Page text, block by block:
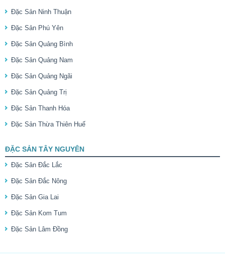
Đặc Sản Ninh Thuận
Đặc Sản Phú Yên
Đặc Sản Quảng Bình
Đặc Sản Quảng Nam
Đặc Sản Quảng Ngãi
Đặc Sản Quảng Trị
Đặc Sản Thanh Hóa
Đặc Sản Thừa Thiên Huế
ĐẶC SẢN TÂY NGUYÊN
Đặc Sản Đắc Lắc
Đặc Sản Đắc Nông
Đặc Sản Gia Lai
Đặc Sản Kom Tum
Đặc Sản Lâm Đồng